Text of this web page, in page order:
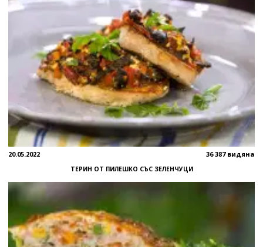
20.05.2022 36 387 видяна
ТЕРИН ОТ ПИЛЕШКО СЪС ЗЕЛЕНЧУЦИ